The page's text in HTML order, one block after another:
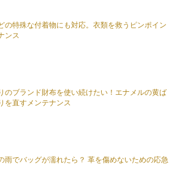
の特殊な付着物にも対応。衣類を救うピンポイン
ンス
のブランド財布を使い続けたい！エナメルの黄ば
を直すメンテナンス
雨でバッグが濡れたら？ 革を傷めないための応急